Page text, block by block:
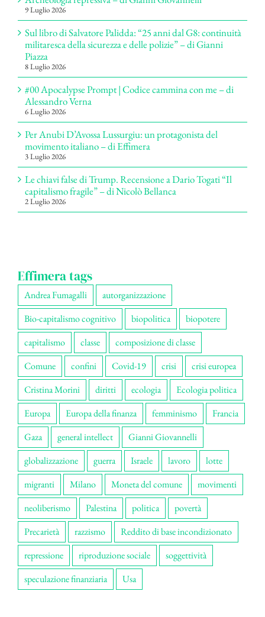
9 Luglio 2026
Sul libro di Salvatore Palidda: “25 anni dal G8: continuità
militaresca della sicurezza e delle polizie” – di Gianni
Piazza
8 Luglio 2026
#00 Apocalypse Prompt | Codice cammina con me – di
Alessandro Verna
6 Luglio 2026
Per Anubi D’Avossa Lussurgiu: un protagonista del
movimento italiano – di Effimera
3 Luglio 2026
Le chiavi false di Trump. Recensione a Dario Togati “Il
capitalismo fragile” – di Nicolò Bellanca
2 Luglio 2026
Effimera tags
Andrea Fumagalli
autorganizzazione
Bio-capitalismo cognitivo
biopolitica
biopotere
capitalismo
classe
composizione di classe
Comune
confini Covid-19 crisi
crisi europea
Cristina Morini
diritti ecologia
Ecologia politica
Europa
Europa della finanza femminismo
Francia
Gaza
general intellect
Gianni Giovannelli
globalizzazione
guerra Israele lavoro
lotte
migranti
Milano Moneta del comune
movimenti
neoliberismo
Palestina politica
povertà
Precarietà
razzismo
Reddito di base incondizionato
repressione
riproduzione sociale
soggettività
speculazione finanziaria
Usa